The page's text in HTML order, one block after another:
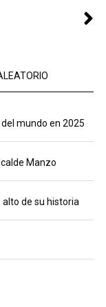
mundo en 2025
Manzo
de su historia